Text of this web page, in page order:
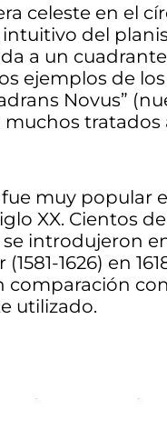
celeste en el
del
a un
ejemplos de
Novus”
tratados
muy popular
XX. Cientos
introdujeron
1626) en
utilizado.